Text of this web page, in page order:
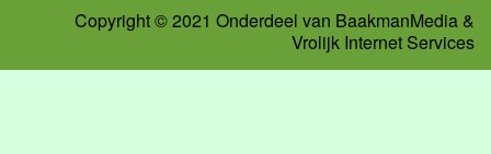
Copyright © 2021 Onderdeel van BaakmanMedia &
Vrolijk Internet Services